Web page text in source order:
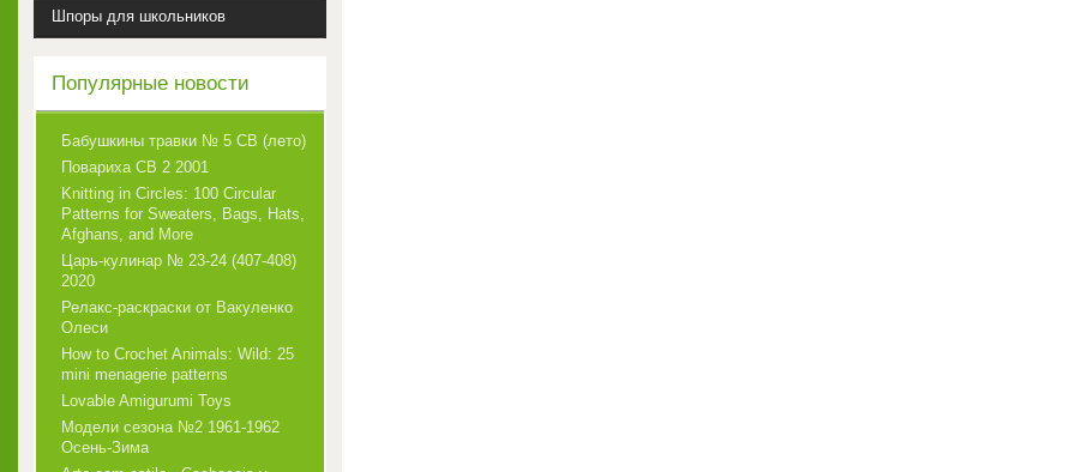
Шпоры для школьников
Популярные новости
Бабушкины травки № 5 СВ (лето)
Повариха СВ 2 2001
Knitting in Circles: 100 Circular
Patterns for Sweaters, Bags, Hats,
Afghans, and More
Царь-кулинар № 23-24 (407-408)
2020
Релакс-раскраски от Вакуленко
Олеси
How to Crochet Animals: Wild: 25
mini menagerie patterns
Lovable Amigurumi Toys
Модели сезона №2 1961-1962
Осень-Зима